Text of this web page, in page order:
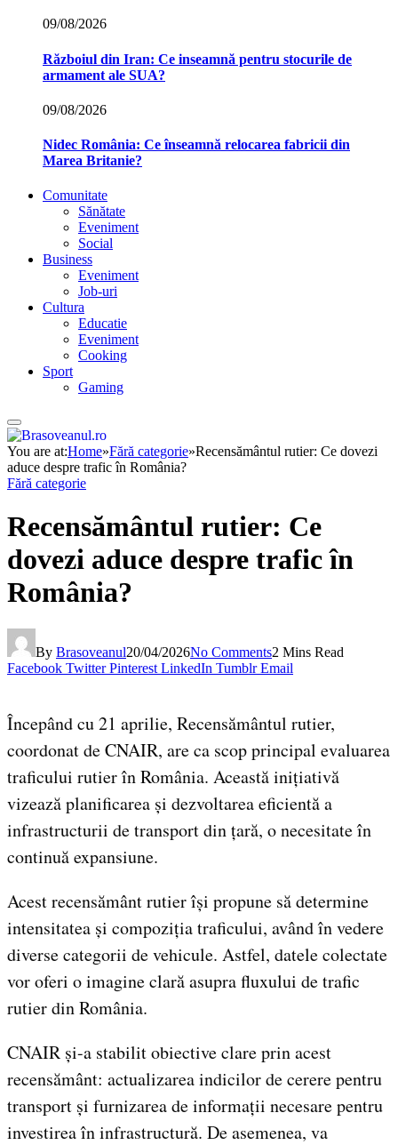
09/08/2026
Războiul din Iran: Ce inseamnă pentru stocurile de
armament ale SUA?
09/08/2026
Nidec România: Ce înseamnă relocarea fabricii din
Marea Britanie?
Comunitate
Sănătate
Eveniment
Social
Business
Eveniment
Job-uri
Cultura
Educatie
Eveniment
Cooking
Sport
Gaming
You are at:Home»Fără categorie»Recensământul rutier: Ce dovezi
aduce despre trafic în România?
Fără categorie
Recensământul rutier: Ce
dovezi aduce despre trafic în
România?
By Brasoveanul20/04/2026No Comments2 Mins Read
Facebook Twitter Pinterest LinkedIn Tumblr Email
Începând cu 21 aprilie, Recensământul rutier,
coordonat de CNAIR, are ca scop principal evaluarea
traficului rutier în România. Această inițiativă
vizează planificarea și dezvoltarea eficientă a
infrastructurii de transport din țară, o necesitate în
continuă expansiune.
Acest recensământ rutier își propune să determine
intensitatea și compoziția traficului, având în vedere
diverse categorii de vehicule. Astfel, datele colectate
vor oferi o imagine clară asupra fluxului de trafic
rutier din România.
CNAIR și-a stabilit obiective clare prin acest
recensământ: actualizarea indicilor de cerere pentru
transport și furnizarea de informații necesare pentru
investirea în infrastructură. De asemenea, va